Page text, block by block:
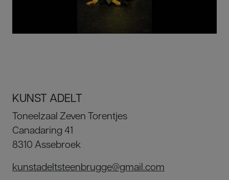
KUNST ADELT
Toneelzaal Zeven Torentjes
Canadaring 41
8310 Assebroek
kunstadeltsteenbrugge@gmail.com